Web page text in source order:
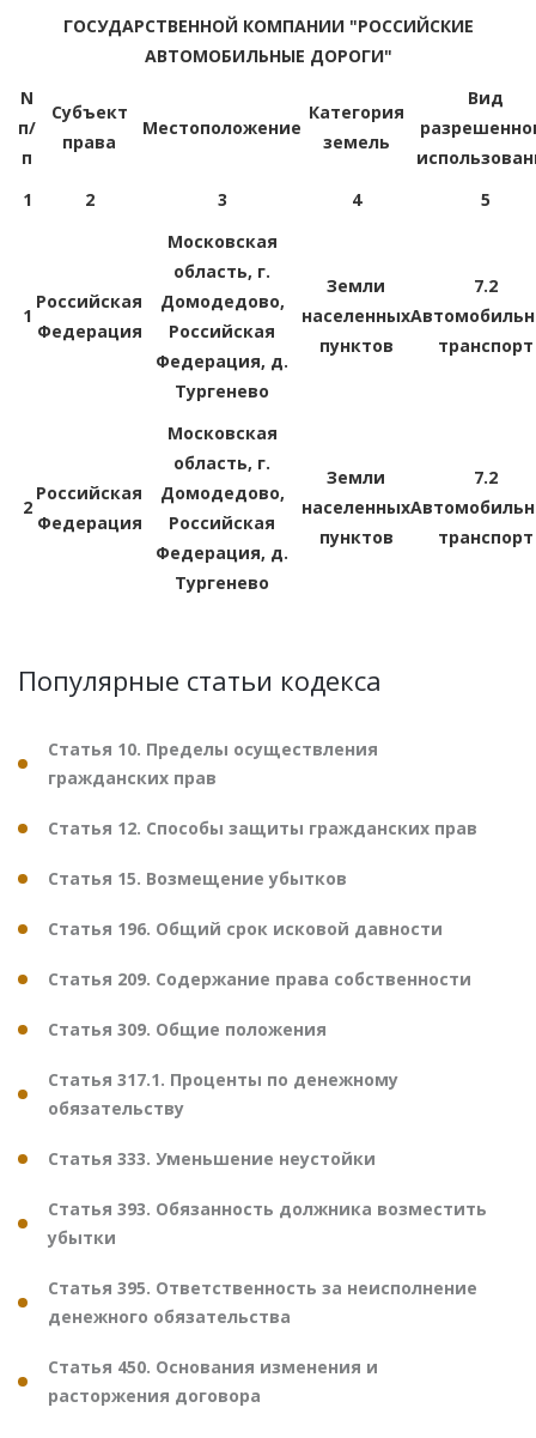
ГОСУДАРСТВЕННОЙ КОМПАНИИ "РОССИЙСКИЕ
АВТОМОБИЛЬНЫЕ ДОРОГИ"
N
п/
п
Субъект
права
Местоположение
Категория
земель
Вид
1
2 3 4 5
1
Российская
Федерация
Московская
область, г.
Домодедово,
Российская
Федерация, д.
Тургенево
Земли
населенных
пунктов
7.2
транспорт
2
Российская
Федерация
Московская
область, г.
Домодедово,
Российская
Федерация, д.
Тургенево
Земли
населенных
пунктов
7.2
транспорт
Популярные статьи кодекса
Статья 10. Пределы осуществления
гражданских прав
Статья 12. Способы защиты гражданских прав
Статья 15. Возмещение убытков
Статья 196. Общий срок исковой давности
Статья 209. Содержание права собственности
Статья 309. Общие положения
Статья 317.1. Проценты по денежному
обязательству
Статья 333. Уменьшение неустойки
Статья 393. Обязанность должника возместить
убытки
Статья 395. Ответственность за неисполнение
денежного обязательства
Статья 450. Основания изменения и
расторжения договора